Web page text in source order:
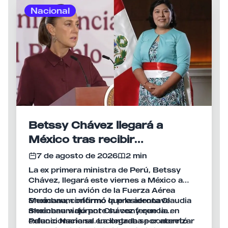
durante las semanas previas al anuncio.
colombiano, Abelardo de la Espriella,
acción que la Cancillería peruana presentó
como una muestra de la voluntad de
recuperar el nivel de la relación bilateral.
Nacional
Betssy Chávez llegará a
México tras recibir
salvoconducto y asilo político
7 de agosto de 2026
2 min
La ex primera ministra de Perú, Betssy
Chávez, llegará este viernes a México a
bordo de un avión de la Fuerza Aérea
Mexicana, confirmó la presidenta Claudia
Sheinbaum durante su conferencia en
Palacio Nacional. La llegada se concretó
Sheinbaum informó que la aeronave
mexicana viajó por Chávez y que la
exfuncionaria se encontraba por aterrizar